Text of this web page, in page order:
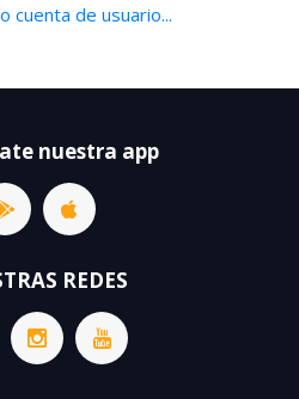
cuenta de usuario...
nuestra app
REDES